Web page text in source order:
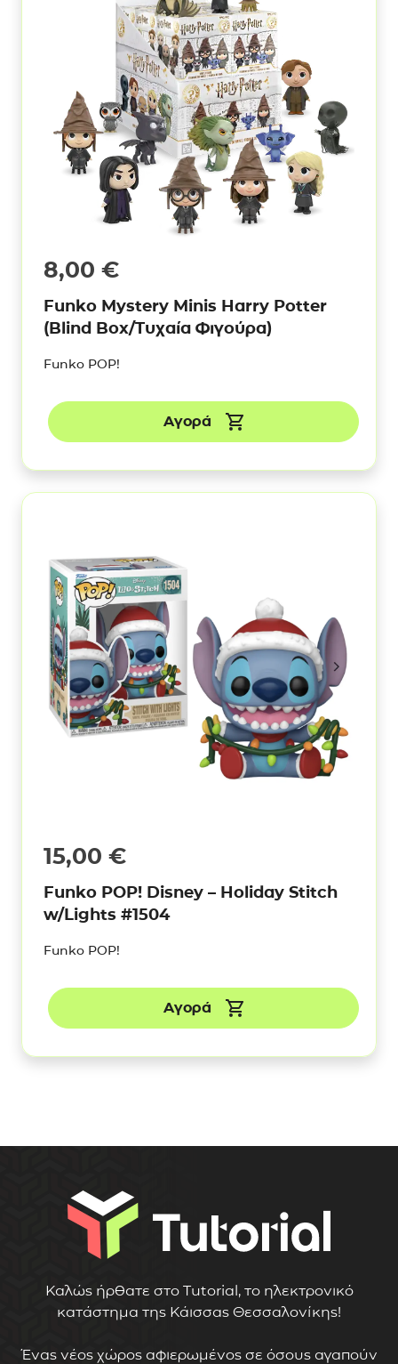
8,00 €
Funko Mystery Minis Harry Potter
(Blind Box/Τυχαία Φιγούρα)
Funko POP!
Αγορά
15,00 €
Funko POP! Disney – Holiday Stitch
w/Lights #1504
Funko POP!
Αγορά
Καλώς ήρθατε στο Tutorial, το ηλεκτρονικό
κατάστημα της Κάισσας Θεσσαλονίκης!
Ένας νέος χώρος αφιερωμένος σε όσους αγαπούν